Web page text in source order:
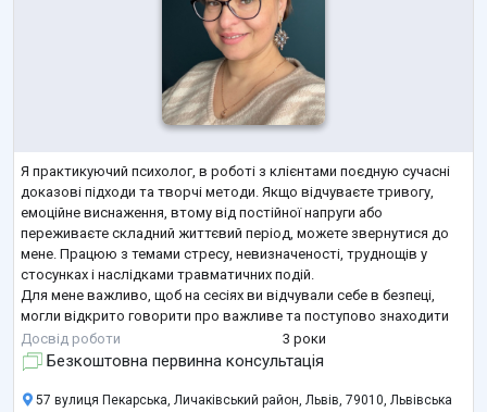
Я практикуючий психолог, в роботі з клієнтами поєдную сучасні
доказові підходи та творчі методи. Якщо відчуваєте тривогу,
емоційне виснаження, втому від постійної напруги або
переживаєте складний життєвий період, можете звернутися до
мене. Працюю з темами стресу, невизначеності, труднощів у
стосунках і наслідками травматичних подій.
Для мене важливо, щоб на сесіях ви відчували себе в безпеці,
могли відкрито говорити про важливе та поступово знаходити
опору всередині себе, без тиску, у вашому темпі.
Досвід роботи 3 роки
Безкоштовна первинна консультація
57 вулиця Пекарська, Личаківський район, Львів, 79010, Львівська